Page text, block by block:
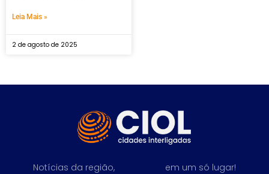
Leia Mais »
2 de agosto de 2025
Notícias da região, em um só lugar!